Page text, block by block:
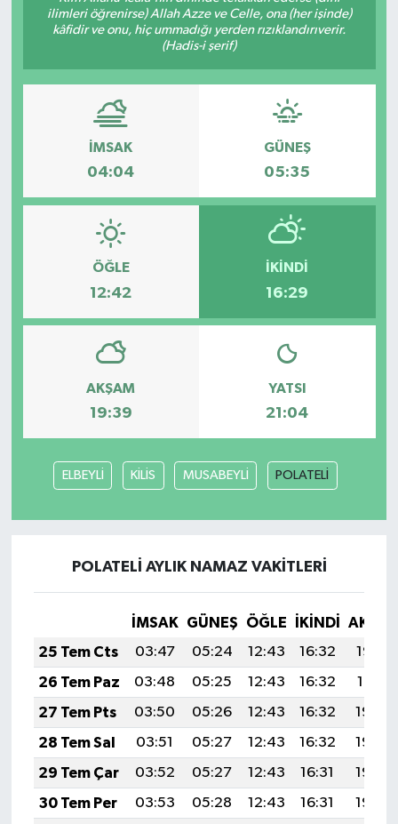
ilimleri öğrenirse) Allah Azze ve Celle, ona (her işinde)
kâfidir ve onu, hiç ummadığı yerden rızıklandırıverir.
(Hadis-i şerif)
İMSAK
04:04
GÜNEŞ
05:35
ÖĞLE
12:42
İKINDI
16:29
AKŞAM
19:39
YATSI
21:04
ELBEYLİ KİLİS MUSABEYLİ POLATELİ
POLATELİ AYLIK NAMAZ VAKITLERI
İMSAK GÜNEŞ ÖĞLE İKINDI
25 Tem Cts
03:47 05:24 12:43 16:32
19:52
26 Tem Paz
03:48 05:25 12:43 16:32
19:51
27 Tem Pts
03:50 05:26 12:43 16:32
19:50
28 Tem Sal
03:51 05:27 12:43 16:32
19:49
29 Tem Çar
03:52 05:27 12:43 16:31
19:49
30 Tem Per
03:53 05:28 12:43 16:31
19:48
Gayrimenkul
Eğitim